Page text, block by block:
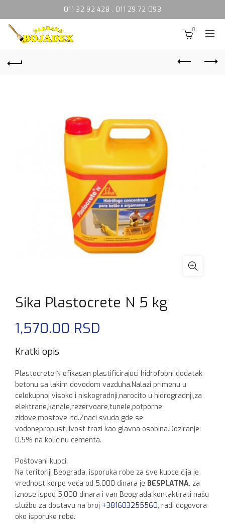
011 32 92 428 , 011 29 72 093
0
Sika Plastocrete N 5 kg
1,570.00 RSD
Kratki opis
Plastocrete N efikasan plastificirajuci hidrofobni dodatak
betonu sa lakim dovodom vazduha.Nalazi primenu u
celokupnoj visoko i niskogradnji,narocito u hidrogradnji,za
elektrane,kanale,rezervoare,tunele,potporne
zidove,mostove itd.Znaci svuda gde se
vodonepropustljivost trazi kao glavna osobina.Doziranje:
0.5% na kolicinu cementa.
Poštovani kupci,
Na teritoriji Beograda, isporuka robe za sve kupce čija je
vrednost korpe veća od 5.000 dinara je BESPLATNA, za
iznose ispod 5.000 dinara i van Beograda kontaktirati našu
službu za dostavu na broj +381603255560, radi dogovora
oko isporuke robe.